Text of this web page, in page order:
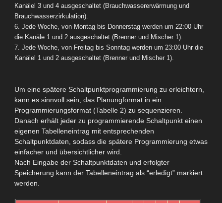
Kanälel 3 und 4 ausgeschaltet (Brauchwassererwärmung und
Brauchwasserzirkulation).
6. Jede Woche, von Montag bis Donnerstag werden um 22:00 Uhr
die Kanäle 1 und 2 ausgeschaltet (Brenner und Mischer 1).
7. Jede Woche, von Freitag bis Sonntag werden um 23:00 Uhr die
Kanälel 1 und 2 ausgeschaltet (Brenner und Mischer 1).
Um eine spätere Schaltpunktprogrammierung zu erleichtern,
kann es sinnvoll sein, das Planungformat in ein
Programmierungsformat (Tabelle 2) zu sequenzieren.
Danach erhält jeder zu programmierende Schaltpunkt einen
eigenen Tabelleneintrag mit entsprechenden
Schaltpunktdaten, sodass die spätere Programmierung etwas
einfacher und übersichtlicher wird.
Nach Eingabe der Schaltpunktdaten und erfolgter
Speicherung kann der Tabelleneintrag als “erledigt” markiert
werden